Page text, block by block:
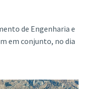
de Engenharia e
em conjunto, no dia